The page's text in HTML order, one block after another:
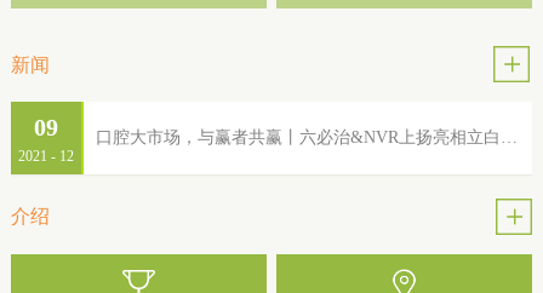
新闻
2021 - 12
09
介绍